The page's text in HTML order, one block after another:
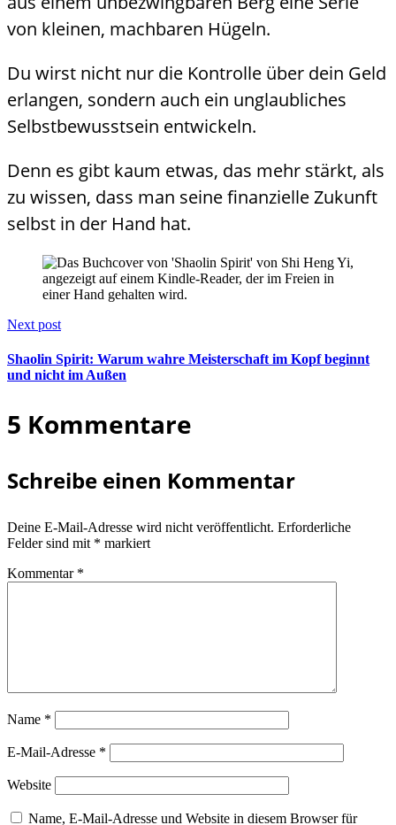
von kleinen, machbaren Hügeln.
Du wirst nicht nur die Kontrolle über dein Geld
erlangen, sondern auch ein unglaubliches
Selbstbewusstsein entwickeln.
Denn es gibt kaum etwas, das mehr stärkt, als
zu wissen, dass man seine finanzielle Zukunft
selbst in der Hand hat.
Next post
Shaolin Spirit: Warum wahre Meisterschaft im Kopf beginnt
und nicht im Außen
5 Kommentare
Schreibe einen Kommentar
Deine E-Mail-Adresse wird nicht veröffentlicht. Erforderliche
Felder sind mit * markiert
Kommentar *
Name *
E-Mail-Adresse *
Website
Name, E-Mail-Adresse und Website in diesem Browser für